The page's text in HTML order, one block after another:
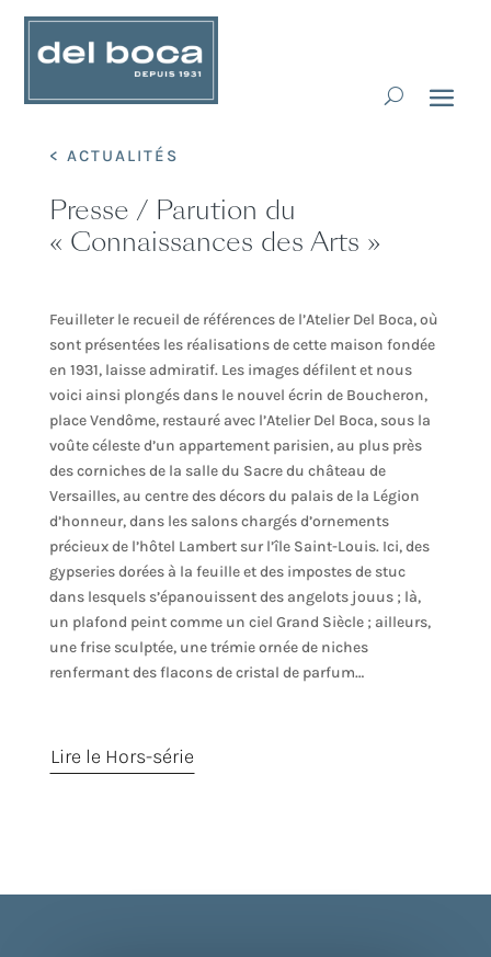
< ACTUALITÉS
Presse / Parution du
« Connaissances des Arts »
Feuilleter le recueil de références de l’Atelier Del Boca, où
sont présentées les réalisations de cette maison fondée
en 1931, laisse admiratif. Les images défilent et nous
voici ainsi plongés dans le nouvel écrin de Boucheron,
place Vendôme, restauré avec l’Atelier Del Boca, sous la
voûte céleste d’un appartement parisien, au plus près
des corniches de la salle du Sacre du château de
Versailles, au centre des décors du palais de la Légion
d’honneur, dans les salons chargés d’ornements
précieux de l’hôtel Lambert sur l’île Saint-Louis. Ici, des
gypseries dorées à la feuille et des impostes de stuc
dans lesquels s’épanouissent des angelots jouus ; là,
un plafond peint comme un ciel Grand Siècle ; ailleurs,
une frise sculptée, une trémie ornée de niches
renfermant des flacons de cristal de parfum…
Lire le Hors-série